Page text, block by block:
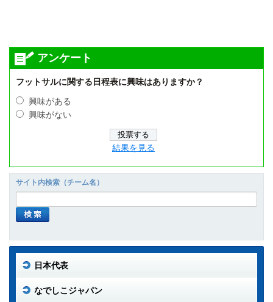
アンケート
フットサルに関する日程表に興味はありますか？
興味がある
興味がない
結果を見る
サイト内検索（チーム名）
日本代表
なでしこジャパン